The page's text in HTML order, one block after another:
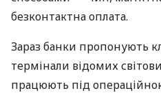
безконтактна оплата.
Зараз банки пропонують
термінали відомих
працюють під